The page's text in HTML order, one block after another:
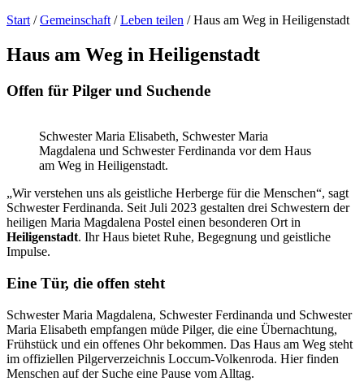
Start / Gemeinschaft / Leben teilen /Haus am Weg in Heiligenstadt
Haus am Weg in Heiligenstadt
Offen für Pilger und Suchende
Schwester Maria Elisabeth, Schwester Maria
Magdalena und Schwester Ferdinanda vor dem Haus
am Weg in Heiligenstadt.
„Wir verstehen uns als geistliche Herberge für die Menschen“, sagt
Schwester Ferdinanda. Seit Juli 2023 gestalten drei Schwestern der
heiligen Maria Magdalena Postel einen besonderen Ort in
Heiligenstadt. Ihr Haus bietet Ruhe, Begegnung und geistliche
Impulse.
Eine Tür, die offen steht
Schwester Maria Magdalena, Schwester Ferdinanda und Schwester
Maria Elisabeth empfangen müde Pilger, die eine Übernachtung,
Frühstück und ein offenes Ohr bekommen. Das Haus am Weg steht
im offiziellen Pilgerverzeichnis Loccum-Volkenroda. Hier finden
Menschen auf der Suche eine Pause vom Alltag.